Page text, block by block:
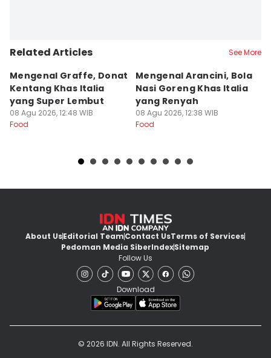
Related Articles See More
Mengenal Graffe, Donat
Kentang Khas Italia
yang Super Lembut
08 Agu 2026, 12:48 WIB
Food
Mengenal Arancini, Bola
Nasi Goreng Khas Italia
yang Renyah
08 Agu 2026, 12:38 WIB
Food
About UsEditorial TeamContact UsTerms of Services
Pedoman Media SiberIndexSitemap
Follow Us
Download
© 2026 IDN. All Rights Reserved.